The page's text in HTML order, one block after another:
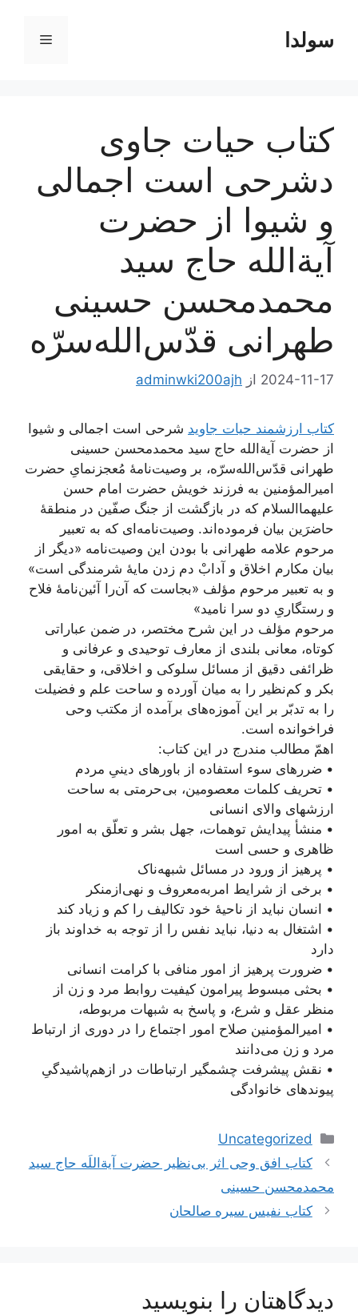
محتواسولدا فهرست
کتاب حیات جاوی
دشرحی است اجمالی
و شیوا از حضرت
آیة‌الله حاج سید
محمدمحسن حسینی
طهرانی قدّس‌الله‌سرّه
2024-11-17 از adminwki200ajh
کتاب ارزشمند حیات جاوید شرحی است اجمالی و شیوا
از حضرت آیة‌الله حاج سید محمدمحسن حسینی
طهرانی قدّس‌الله‌سرّه، بر وصیت‌نامۀ مُعجز‌نمایِ حضرت
امیرالمؤمنین به فرزند خویش حضرت امام حسن
علیهما‌السلام که در بازگشت از جنگ صفّین در منطقۀ
حاضرَین بیان فرموده‌اند. وصیت‌نامه‌ای که به تعبیر
مرحوم علامه طهرانی با بودن این وصیت‌نامه «دیگر از
بیان مکارم اخلاق و آدابْ دم زدن مایۀ شرمندگی است»
و به تعبیر مرحوم مؤلف «بجاست که آن‌را آئین‌نامۀ فلاح
و رستگاریِ دو سرا نامید»
مرحوم مؤلف در این شرح مختصر، در ضمن عباراتی
کوتاه، معانی بلندی از معارف توحیدی و عرفانی و
ظرائفی دقیق از مسائل سلوکی و اخلاقی، و حقایقی
بکر و کم‌نظیر را به میان آورده و ساحت علم و فضیلت
را به تدبّر بر این آموزه‌های برآمده از مکتب وحی
فراخوانده است.
اهمّ مطالب مندرج در این کتاب:
• ضررهای سوء استفاده از باورهای دینیِ مردم
• تحریف کلمات معصومین، بی‌حرمتی به ساحت
ارزشهای والای انسانی
• منشأ پیدایش توهمات، جهل بشر و تعلّق به امور
ظاهری و حسی است
• پرهیز از ورود در مسائل شبهه‌ناک
• برخی از شرایط امر‌به‌معروف و نهی‌از‌منکر
• انسان نباید از ناحیۀ خود تکالیف را کم و زیاد کند
• اشتغال به دنیا، نباید نفس را از توجه به خداوند باز
دارد
• ضرورت پرهیز از امور منافی با کرامت انسانی
• بحثی مبسوط پیرامون کیفیت روابط مرد و زن از
منظر عقل و شرع، و پاسخ به شبهات مربوطه،
• امیرالمؤمنین صلاح امور اجتماع را در دوری از ارتباط
مرد و زن می‌دانند
• نقش پیشرفت چشمگیر ارتباطات در ازهم‌پاشیدگیِ
پیوندهای خانوادگی
دسته‌ها
Uncategorized
ناوبریکتاب افق وحی اثر بی‌نظیر حضرت آیة‌اللَه حاج سید
محمدمحسن حسینی
کتاب نفیس سیره صالحان
دیدگاهتان را بنویسید